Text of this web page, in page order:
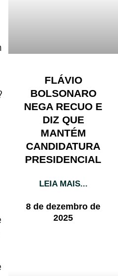
FLÁVIO
BOLSONARO
NEGA RECUO E
DIZ QUE
MANTÉM
CANDIDATURA
PRESIDENCIAL
LEIA MAIS...
8 de dezembro de
2025